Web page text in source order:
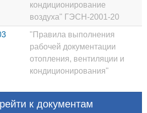
кондиционирование
воздуха" ГЭСН-2001-20
"Правила выполнения
рабочей документации
отопления, вентиляции и
кондиционирования"
к документам